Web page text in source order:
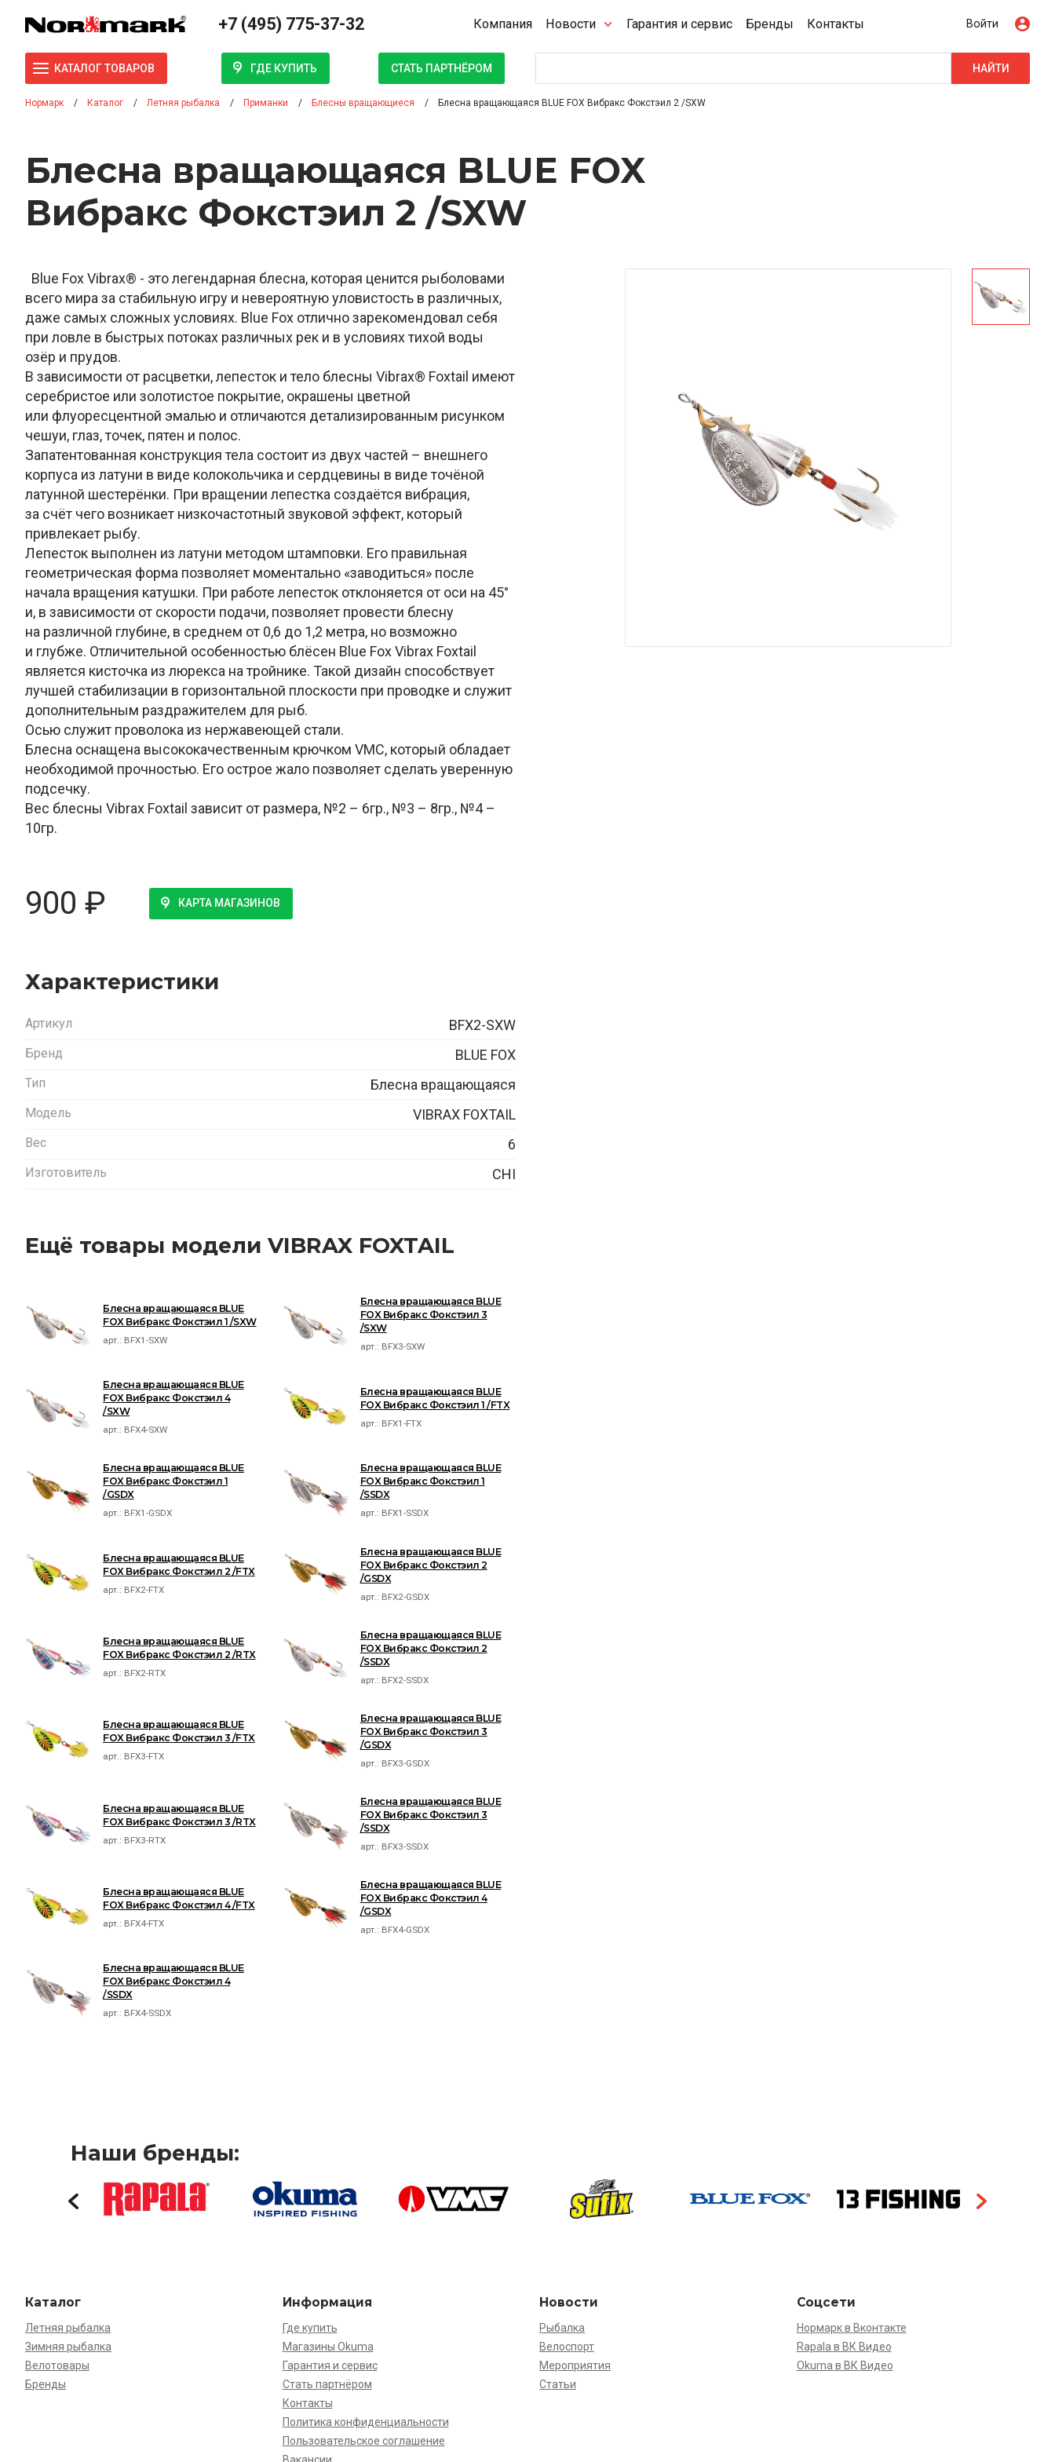
+7 (495) 775-37-32 Компания Новости Гарантия и сервис Бренды Контакты Войти
КАТАЛОГ ТОВАРОВ ГДЕ КУПИТЬ СТАТЬ ПАРТНЁРОМ НАЙТИ
Нормарк Каталог Летняя рыбалка Приманки Блесны вращающиеся Блесна вращающаяся BLUE FOX Вибракс Фокстэил 2 /SXW
Блесна вращающаяся BLUE FOX
Вибракс Фокстэил 2 /SXW
Blue Fox Vibrax® - это легендарная блесна, которая ценится рыболовами
всего мира за стабильную игру и невероятную уловистость в различных,
даже самых сложных условиях. Blue Fox отлично зарекомендовал себя
при ловле в быстрых потоках различных рек и в условиях тихой воды
озёр и прудов.
В зависимости от расцветки, лепесток и тело блесны Vibrax® Foxtail имеют
серебристое или золотистое покрытие, окрашены цветной
или флуоресцентной эмалью и отличаются детализированным рисунком
чешуи, глаз, точек, пятен и полос.
Запатентованная конструкция тела состоит из двух частей – внешнего
корпуса из латуни в виде колокольчика и сердцевины в виде точёной
латунной шестерёнки. При вращении лепестка создаётся вибрация,
за счёт чего возникает низкочастотный звуковой эффект, который
привлекает рыбу.
Лепесток выполнен из латуни методом штамповки. Его правильная
геометрическая форма позволяет моментально «заводиться» после
начала вращения катушки. При работе лепесток отклоняется от оси на 45°
и, в зависимости от скорости подачи, позволяет провести блесну
на различной глубине, в среднем от 0,6 до 1,2 метра, но возможно
и глубже. Отличительной особенностью блёсен Blue Fox Vibrax Foxtail
является кисточка из люрекса на тройнике. Такой дизайн способствует
лучшей стабилизации в горизонтальной плоскости при проводке и служит
дополнительным раздражителем для рыб.
Осью служит проволока из нержавеющей стали.
Блесна оснащена высококачественным крючком VMC, который обладает
необходимой прочностью. Его острое жало позволяет сделать уверенную
подсечку.
Вес блесны Vibrax Foxtail зависит от размера, №2 – 6гр., №3 – 8гр., №4 –
10гр.
900 ₽ КАРТА МАГАЗИНОВ
Характеристики
Артикул BFX2-SXW
Бренд BLUE FOX
Тип Блесна вращающаяся
Модель VIBRAX FOXTAIL
Вес 6
Изготовитель CHI
Ещё товары модели VIBRAX FOXTAIL
Блесна вращающаяся BLUE
FOX Вибракс Фокстэил 1 /SXW
арт.: BFX1-SXW
Блесна вращающаяся BLUE
FOX Вибракс Фокстэил 3
/SXW
арт.: BFX3-SXW
Блесна вращающаяся BLUE
FOX Вибракс Фокстэил 4
/SXW
арт.: BFX4-SXW
Блесна вращающаяся BLUE
FOX Вибракс Фокстэил 1 /FTX
арт.: BFX1-FTX
Блесна вращающаяся BLUE
FOX Вибракс Фокстэил 1
/GSDX
арт.: BFX1-GSDX
Блесна вращающаяся BLUE
FOX Вибракс Фокстэил 1
/SSDX
арт.: BFX1-SSDX
Блесна вращающаяся BLUE
FOX Вибракс Фокстэил 2 /FTX
арт.: BFX2-FTX
Блесна вращающаяся BLUE
FOX Вибракс Фокстэил 2
/GSDX
арт.: BFX2-GSDX
Блесна вращающаяся BLUE
FOX Вибракс Фокстэил 2 /RTX
арт.: BFX2-RTX
Блесна вращающаяся BLUE
FOX Вибракс Фокстэил 2
/SSDX
арт.: BFX2-SSDX
Блесна вращающаяся BLUE
FOX Вибракс Фокстэил 3 /FTX
арт.: BFX3-FTX
Блесна вращающаяся BLUE
FOX Вибракс Фокстэил 3
/GSDX
арт.: BFX3-GSDX
Блесна вращающаяся BLUE
FOX Вибракс Фокстэил 3 /RTX
арт.: BFX3-RTX
Блесна вращающаяся BLUE
FOX Вибракс Фокстэил 3
/SSDX
арт.: BFX3-SSDX
Блесна вращающаяся BLUE
FOX Вибракс Фокстэил 4 /FTX
арт.: BFX4-FTX
Блесна вращающаяся BLUE
FOX Вибракс Фокстэил 4
/GSDX
арт.: BFX4-GSDX
Блесна вращающаяся BLUE
FOX Вибракс Фокстэил 4
/SSDX
арт.: BFX4-SSDX
Наши бренды:
Каталог
Летняя рыбалка
Зимняя рыбалка
Велотовары
Бренды
Информация
Где купить
Магазины Okuma
Гарантия и сервис
Стать партнёром
Контакты
Политика конфиденциальности
Пользовательское соглашение
Новости
Рыбалка
Велоспорт
Мероприятия
Статьи
Соцсети
Нормарк в Вконтакте
Rapala в ВК Видео
Okuma в ВК Видео